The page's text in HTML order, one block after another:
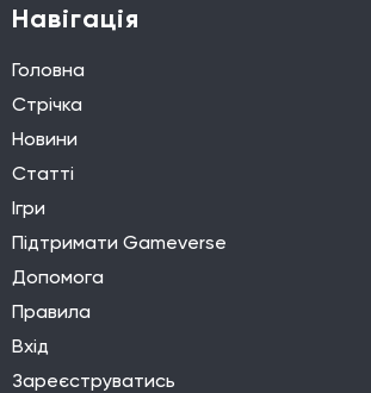
Навігація
Головна
Стрічка
Новини
Статті
Ігри
Підтримати Gameverse
Допомога
Правила
Вхід
Зареєструватись